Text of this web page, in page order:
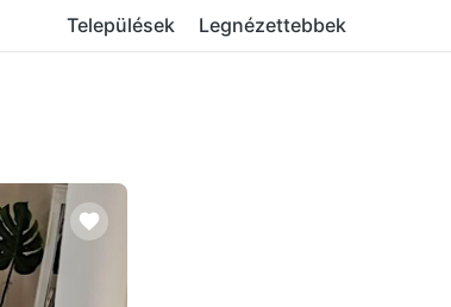
Települések Legnézettebbek